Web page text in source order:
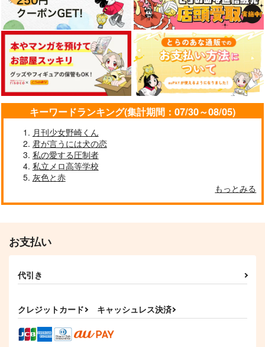
キーワードランキング(集計期間：07/30～08/05)
月刊少女野崎くん
君が言うには犬の恋
私の愛する圧制者
私立メロ高等学校
灰色と赤
もっとみる
お支払い
代引き
クレジットカード キャッシュレス決済